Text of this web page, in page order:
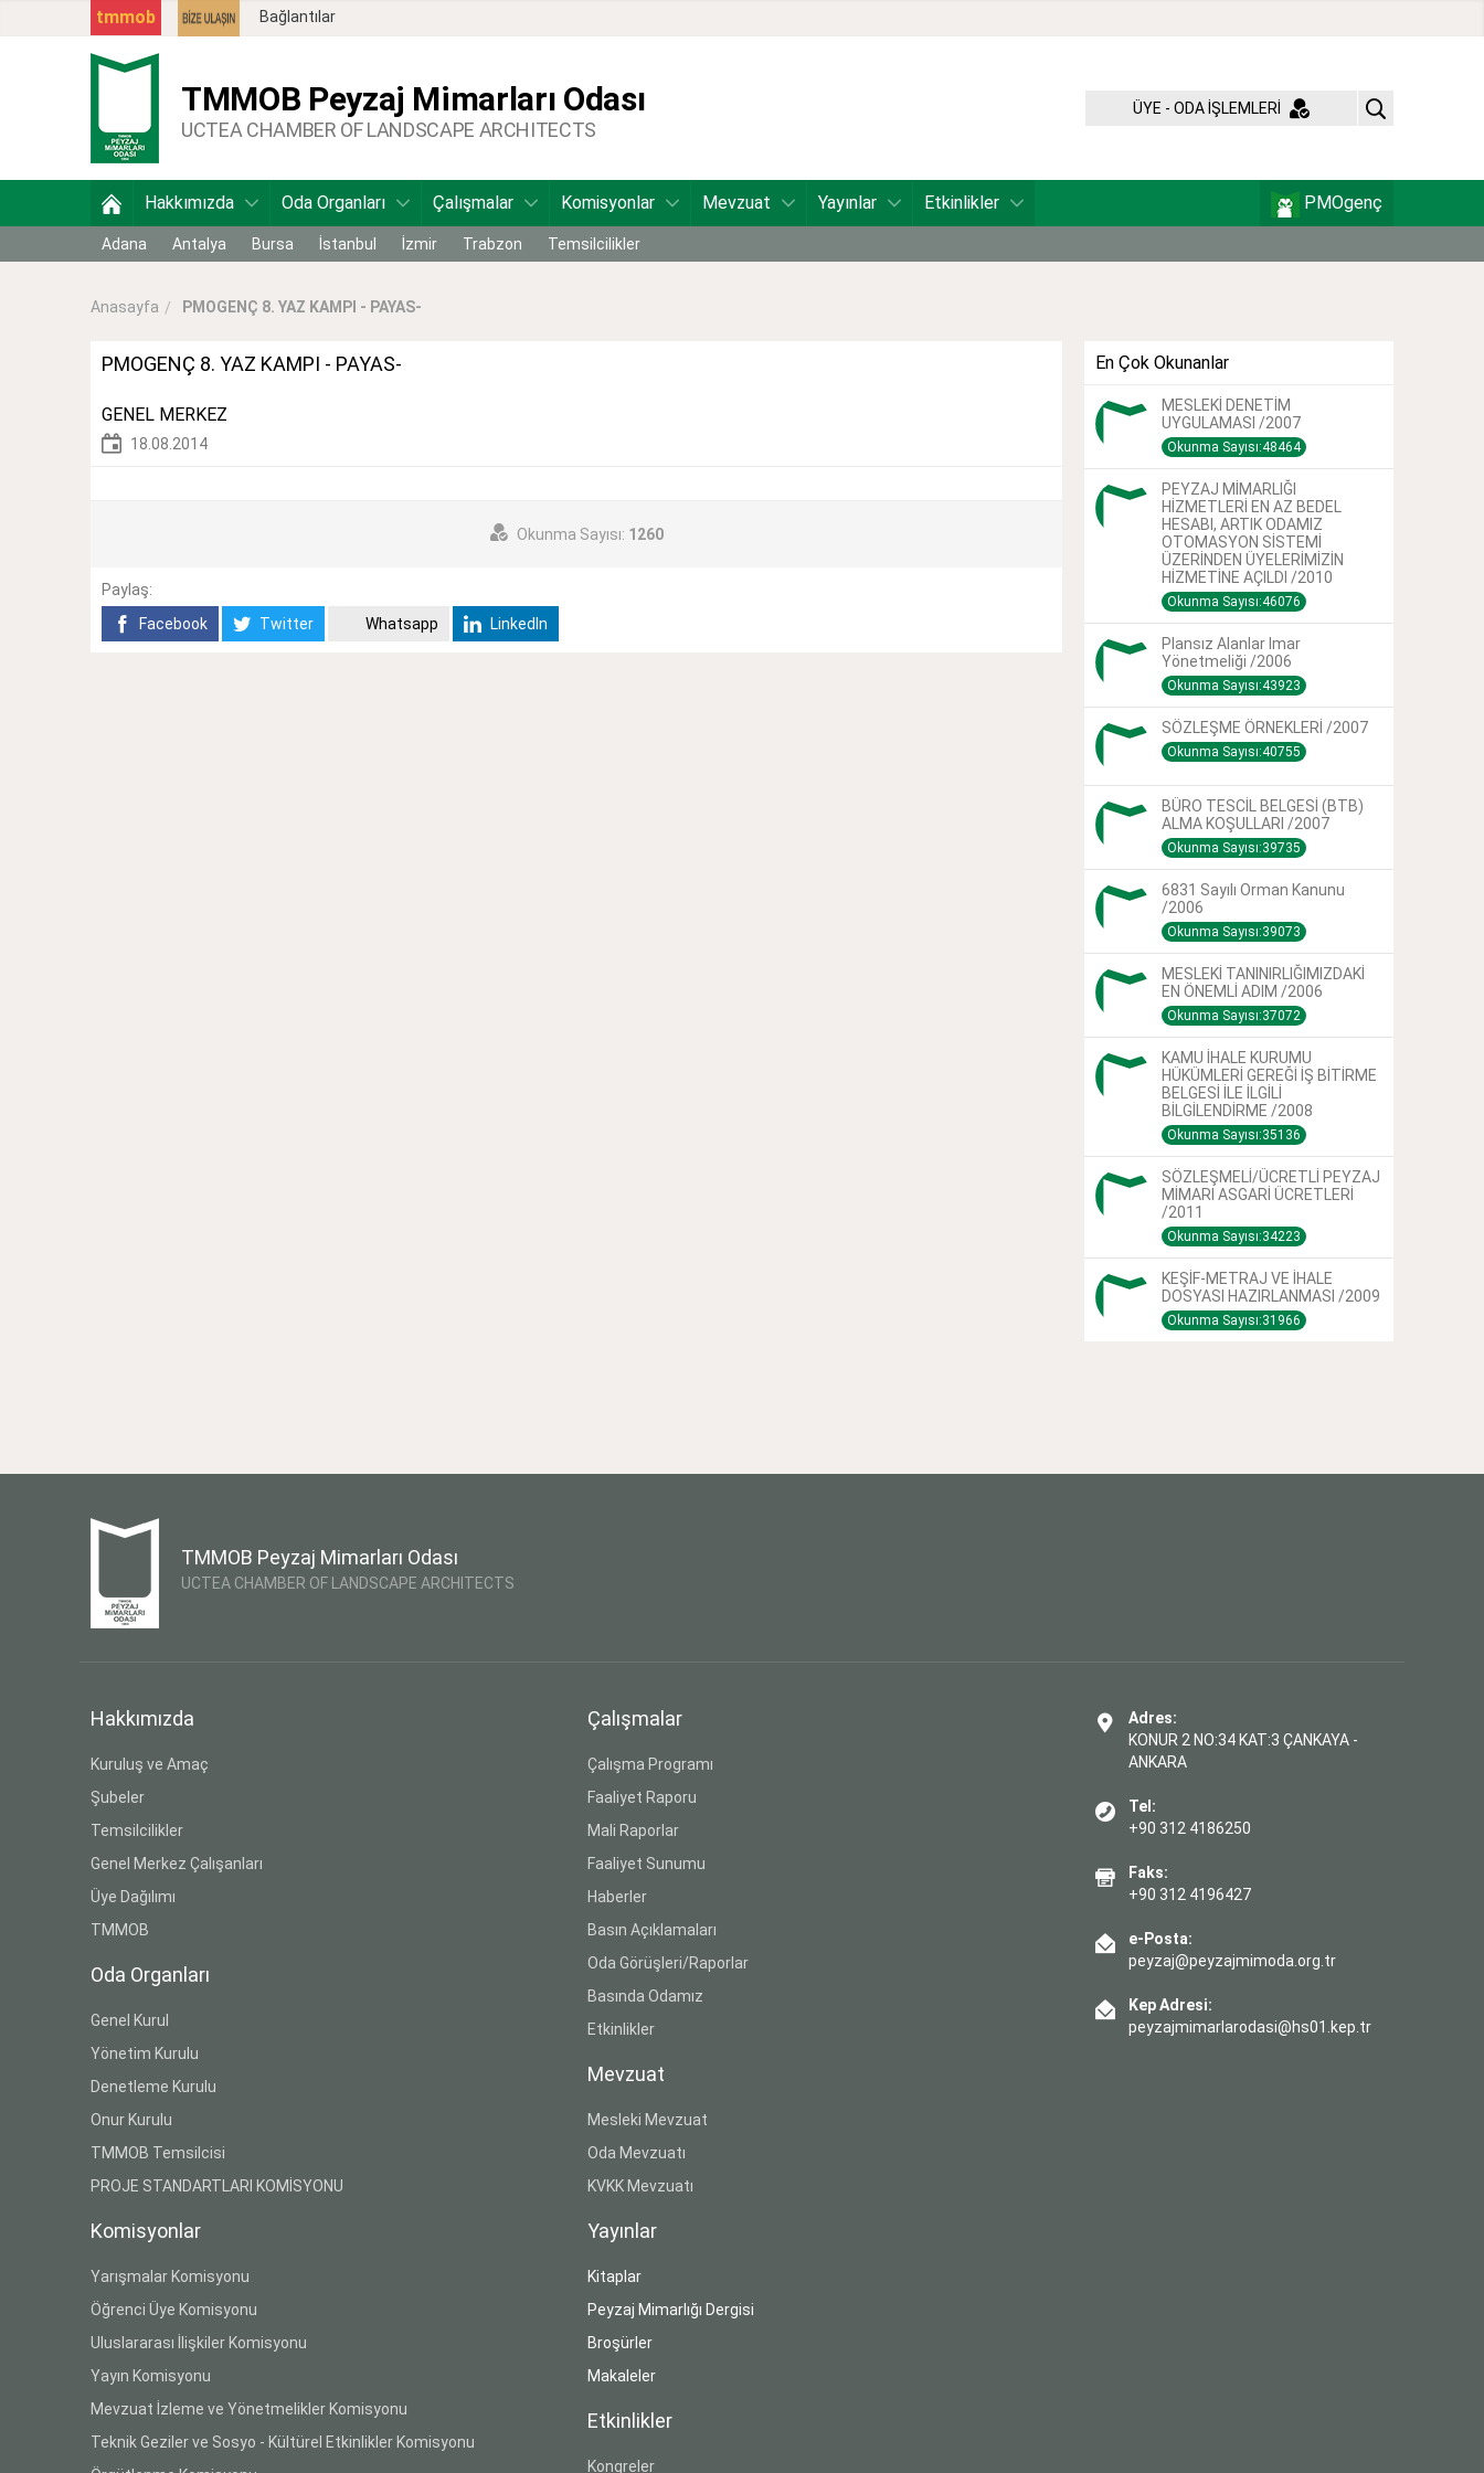
Bağlantılar
tmmob
TMMOB Peyzaj Mimarları Odası
UCTEA CHAMBER OF LANDSCAPE ARCHITECTS
ÜYE - ODA İŞLEMLERİ
Hakkımızda Oda Organları Çalışmalar Komisyonlar Mevzuat Yayınlar Etkinlikler PMOgenç
Adana Antalya Bursa İstanbul İzmir Trabzon Temsilcilikler
Anasayfa PMOGENÇ 8. YAZ KAMPI - PAYAS-
PMOGENÇ 8. YAZ KAMPI - PAYAS-
GENEL MERKEZ
18.08.2014
Okunma Sayısı: 1260
Paylaş:
Facebook
Twitter Whatsapp LinkedIn
En Çok Okunanlar
MESLEKİ DENETİM
UYGULAMASI /2007
Okunma Sayısı:48464
PEYZAJ MİMARLIĞI
HİZMETLERİ EN AZ BEDEL
HESABI, ARTIK ODAMIZ
OTOMASYON SİSTEMİ
ÜZERİNDEN ÜYELERİMİZİN
HİZMETİNE AÇILDI /2010
Okunma Sayısı:46076
Plansız Alanlar Imar
Yönetmeliği /2006
Okunma Sayısı:43923
SÖZLEŞME ÖRNEKLERİ /2007
Okunma Sayısı:40755
BÜRO TESCİL BELGESİ (BTB)
ALMA KOŞULLARI /2007
Okunma Sayısı:39735
6831 Sayılı Orman Kanunu
/2006
Okunma Sayısı:39073
MESLEKİ TANINIRLIĞIMIZDAKİ
EN ÖNEMLİ ADIM /2006
Okunma Sayısı:37072
KAMU İHALE KURUMU
HÜKÜMLERİ GEREĞİ İŞ BİTİRME
BELGESİ İLE İLGİLİ
BİLGİLENDİRME /2008
Okunma Sayısı:35136
SÖZLEŞMELİ/ÜCRETLİ PEYZAJ
MİMARI ASGARİ ÜCRETLERİ
/2011
Okunma Sayısı:34223
KEŞİF-METRAJ VE İHALE
DOSYASI HAZIRLANMASI /2009
Okunma Sayısı:31966
TMMOB Peyzaj Mimarları Odası
UCTEA CHAMBER OF LANDSCAPE ARCHITECTS
Hakkımızda
Kuruluş ve Amaç
Şubeler
Temsilcilikler
Genel Merkez Çalışanları
Üye Dağılımı
TMMOB
Oda Organları
Genel Kurul
Yönetim Kurulu
Denetleme Kurulu
Onur Kurulu
TMMOB Temsilcisi
PROJE STANDARTLARI KOMİSYONU
Komisyonlar
Yarışmalar Komisyonu
Öğrenci Üye Komisyonu
Uluslararası İlişkiler Komisyonu
Yayın Komisyonu
Mevzuat İzleme ve Yönetmelikler Komisyonu
Teknik Geziler ve Sosyo - Kültürel Etkinlikler Komisyonu
Çalışmalar
Çalışma Programı
Faaliyet Raporu
Mali Raporlar
Faaliyet Sunumu
Haberler
Basın Açıklamaları
Oda Görüşleri/Raporlar
Basında Odamız
Etkinlikler
Mevzuat
Mesleki Mevzuat
Oda Mevzuatı
KVKK Mevzuatı
Yayınlar
Kitaplar
Peyzaj Mimarlığı Dergisi
Broşürler
Makaleler
Etkinlikler
Kongreler
Adres:
KONUR 2 NO:34 KAT:3 ÇANKAYA -
ANKARA
Tel:
+90 312 4186250
Faks:
+90 312 4196427
e-Posta:
peyzaj@peyzajmimoda.org.tr
Kep Adresi:
peyzajmimarlarodasi@hs01.kep.tr